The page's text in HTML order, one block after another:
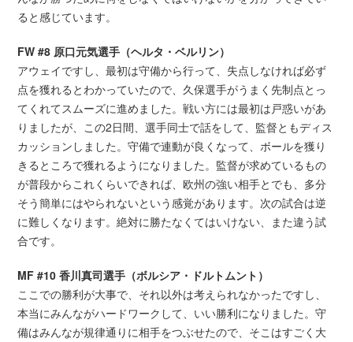
ると感じています。
FW #8 原口元気選手（ヘルタ・ベルリン）
アウェイですし、最初は守備から行って、失点しなければ必ず
点を獲れるとわかっていたので、久保選手がうまく先制点とっ
てくれてスムーズに進めました。戦い方には最初は戸惑いがあ
りましたが、この2日間、選手同士で話をして、監督ともディス
カッションしました。守備で連動が良くなって、ボールを獲り
きるところで獲れるようになりました。監督が求めているもの
が普段からこれくらいできれば、欧州の強い相手とでも、多分
そう簡単にはやられないという感覚があります。次の試合は逆
に難しくなります。絶対に勝たなくてはいけない、また違う試
合です。
MF #10 香川真司選手（ボルシア・ドルトムント）
ここでの勝利が大事で、それ以外は考えられなかったですし、
本当にみんながハードワークして、いい勝利になりました。守
備はみんなが規律通りに相手をつぶせたので、そこはすごく大